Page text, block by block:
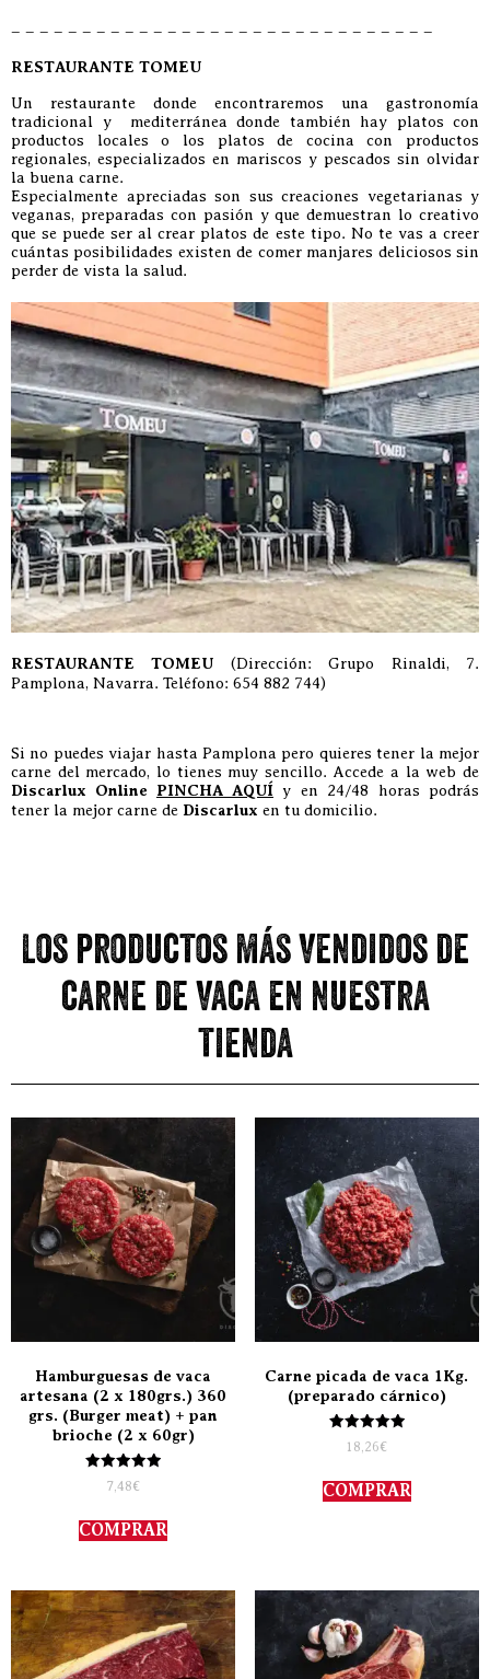
– – – – – – – – – – – – – – – – – – – – – – – – – – – – – –
RESTAURANTE TOMEU
Un restaurante donde encontraremos una gastronomía
tradicional y mediterránea donde también hay platos con
productos locales o los platos de cocina con productos
regionales, especializados en mariscos y pescados sin olvidar
la buena carne.
Especialmente apreciadas son sus creaciones vegetarianas y
veganas, preparadas con pasión y que demuestran lo creativo
que se puede ser al crear platos de este tipo. No te vas a creer
cuántas posibilidades existen de comer manjares deliciosos sin
perder de vista la salud.
RESTAURANTE TOMEU (Dirección: Grupo Rinaldi, 7.
Pamplona, Navarra. Teléfono: 654 882 744)
Si no puedes viajar hasta Pamplona pero quieres tener la mejor
carne del mercado, lo tienes muy sencillo. Accede a la web de
Discarlux Online PINCHA AQUÍ y en 24/48 horas podrás
tener la mejor carne de Discarlux en tu domicilio.
Los productos más vendidos de
carne de vaca en nuestra
tienda
Hamburguesas de vaca
artesana (2 x 180grs.) 360
grs. (Burger meat) + pan
brioche (2 x 60gr)
Valorado
con
de 5
7,48€
COMPRAR
Carne picada de vaca 1Kg.
(preparado cárnico)
Valorado
con
de 5
18,26€
COMPRAR